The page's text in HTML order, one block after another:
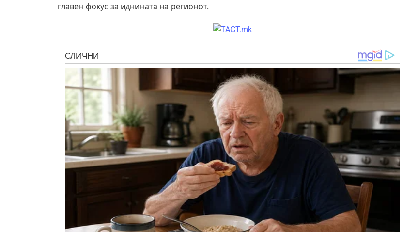
главен фокус за иднината на регионот.